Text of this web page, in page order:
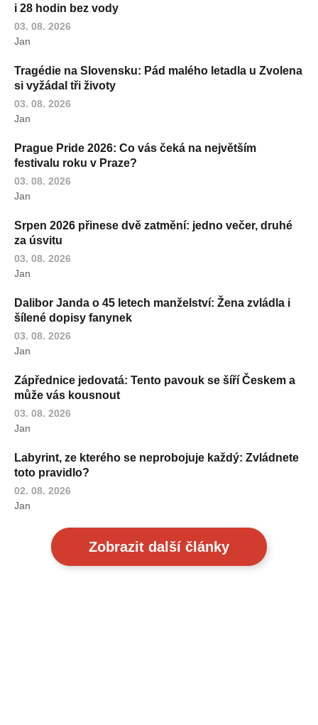
i 28 hodin bez vody
03. 08. 2026
Jan
Tragédie na Slovensku: Pád malého letadla u Zvolena
si vyžádal tři životy
03. 08. 2026
Jan
Prague Pride 2026: Co vás čeká na největším
festivalu roku v Praze?
03. 08. 2026
Jan
Srpen 2026 přinese dvě zatmění: jedno večer, druhé
za úsvitu
03. 08. 2026
Jan
Dalibor Janda o 45 letech manželství: Žena zvládla i
šílené dopisy fanynek
03. 08. 2026
Jan
Zápřednice jedovatá: Tento pavouk se šíří Českem a
může vás kousnout
03. 08. 2026
Jan
Labyrint, ze kterého se neprobojuje každý: Zvládnete
toto pravidlo?
02. 08. 2026
Jan
Zobrazit další články